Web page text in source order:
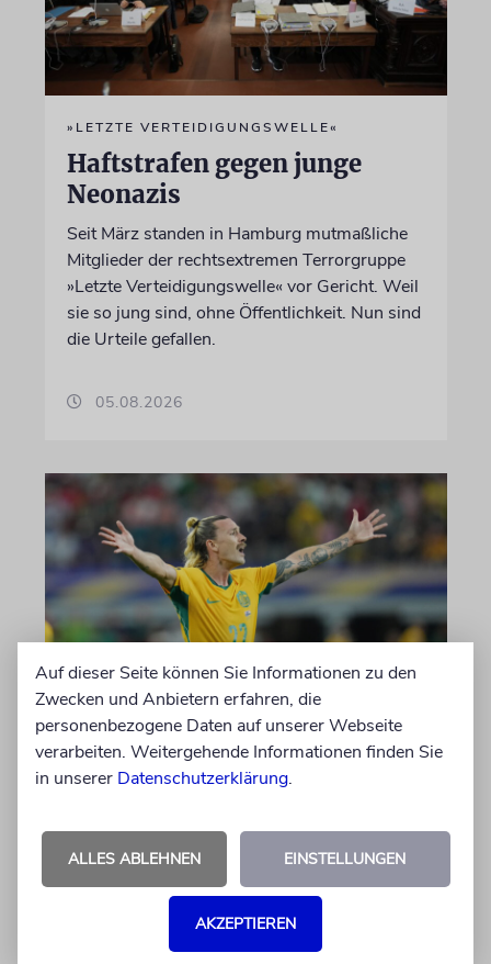
»LETZTE VERTEIDIGUNGSWELLE«
Haftstrafen gegen junge
Neonazis
Seit März standen in Hamburg mutmaßliche
Mitglieder der rechtsextremen Terrorgruppe
»Letzte Verteidigungswelle« vor Gericht. Weil
sie so jung sind, ohne Öffentlichkeit. Nun sind
die Urteile gefallen.
05.08.2026
NACH ANTISEMITISMUS-VORWÜRFEN
Umstrittener FC St. Pauli-
Kapitän Jackson Irvine
Der Australier war wegen anti-israelischer
Gesten heftig kritisiert worden und hatte
vergangene Saison bei dem
Bundesligaabsteiger für eine Krise unter
Führung und Fans gesorgt
Auf dieser Seite können Sie Informationen zu den
Zwecken und Anbietern erfahren, die
personenbezogene Daten auf unserer Webseite
verarbeiten. Weitergehende Informationen finden Sie
in unserer Datenschutzerklärung.
ALLES ABLEHNEN EINSTELLUNGEN
AKZEPTIEREN